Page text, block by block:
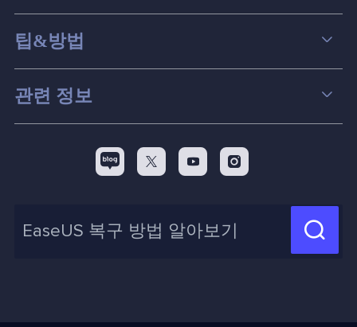
데이터 복구
파티션 관리
스크린 레코더
백업&복원
신제품 New
팁&방법
컴퓨터 데이터 복구 팁
맥 데이터 복구 팁
디스크 파티션 팁
화면 녹화 팁
인사이트 보고서
관련 정보
리셀러
제휴 문의
  
